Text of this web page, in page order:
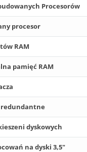
Procesorów
procesor
RAM
pamięć RAM
dyskowych
na dyski 3,5"